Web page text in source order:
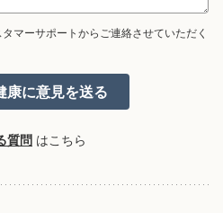
マーサポートからご連絡させていただく
質問 はこちら